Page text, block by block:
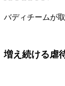
バディチームが
増え続ける虐